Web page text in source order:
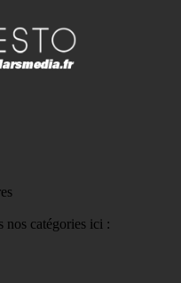
nos catégories ici :